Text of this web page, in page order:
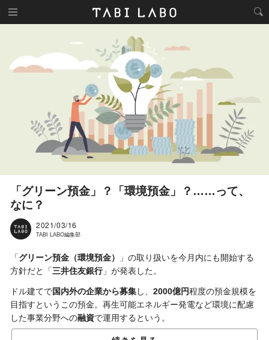
「グリーン預金」？「環境預金」？……って、
なに？
2021/03/16
TABI LABO編集部
「グリーン預金（環境預金）
」の取り扱いを今月内にも開始する
方針だと「三井住友銀行」が発表した。
ドル建てで国内外の企業から募集し、 2000億円程度の預金規模を
目指すというこの預金。再生可能エネルギー発電など環境に配慮
した事業分野への融資で運用するという。